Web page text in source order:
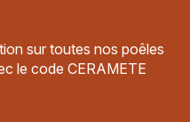
sur toutes nos poêles
le code CERAMETE